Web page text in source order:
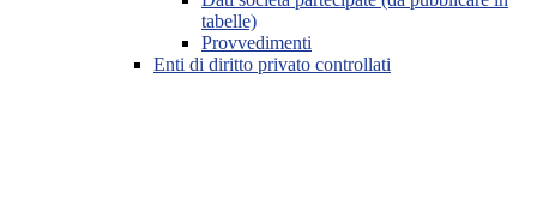
tabelle)
Provvedimenti
Enti di diritto privato controllati